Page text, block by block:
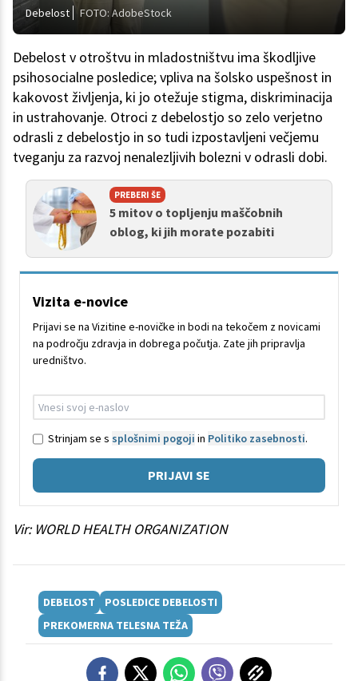
Debelost FOTO: AdobeStock
Debelost v otroštvu in mladostništvu ima škodljive
psihosocialne posledice; vpliva na šolsko uspešnost in
kakovost življenja, ki jo otežuje stigma, diskriminacija
in ustrahovanje. Otroci z debelostjo so zelo verjetno
odrasli z debelostjo in so tudi izpostavljeni večjemu
tveganju za razvoj nenalezljivih bolezni v odrasli dobi.
PREBERI ŠE
5 mitov o topljenju maščobnih
oblog, ki jih morate pozabiti
Vizita e-novice
Prijavi se na Vizitine e-novičke in bodi na tekočem z novicami
na področju zdravja in dobrega počutja. Zate jih pripravlja
uredništvo.
Strinjam se s splošnimi pogoji in Politiko zasebnosti.
PRIJAVI SE
Vir: WORLD HEALTH ORGANIZATION
DEBELOST
POSLEDICE DEBELOSTI
PREKOMERNA TELESNA TEŽA